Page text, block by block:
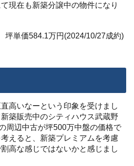
現在も新築分譲中の物件になり
単価584.1万円(2024/10/27成約)
高いなーという印象を受けまし
築販売中のシティハウス武蔵野
周辺中古が坪500万中盤の価格で
えると、新築プレミアムを考慮
高な感じではないかと感じまし